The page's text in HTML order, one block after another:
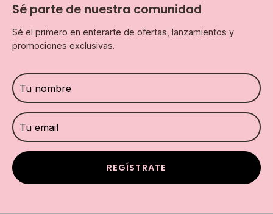
Sé parte de nuestra comunidad
Sé el primero en enterarte de ofertas, lanzamientos y
promociones exclusivas.
REGÍSTRATE